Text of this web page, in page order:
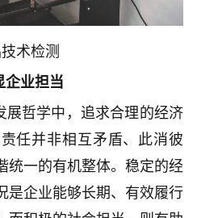
术检测
企业担当
展哲学中，追求合理的经济
任并非相互矛盾、此消彼
统一的有机整体。稳定的经
是企业能够长期、有效履行